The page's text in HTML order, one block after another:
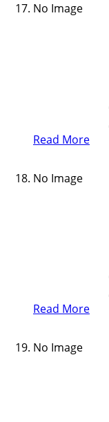
No Image
Read More
No Image
Read More
No Image